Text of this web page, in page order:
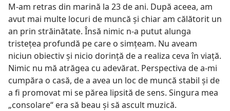
M-am retras din marină la 23 de ani. După aceea, am
avut mai multe locuri de muncă şi chiar am călătorit un
an prin străinătate. Însă nimic n-a putut alunga
tristeţea profundă pe care o simţeam. Nu aveam
niciun obiectiv şi nicio dorinţă de a realiza ceva în viaţă.
Nimic nu mă atrăgea cu adevărat. Perspectiva de a-mi
cumpăra o casă, de a avea un loc de muncă stabil şi de
a fi promovat mi se părea lipsită de sens. Singura mea
„consolare“ era să beau şi să ascult muzică.